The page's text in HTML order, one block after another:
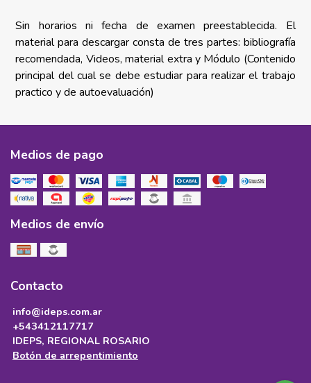
Sin horarios ni fecha de examen preestablecida. El
material para descargar consta de tres partes: bibliografía
recomendada, Videos, material extra y Módulo (Contenido
principal del cual se debe estudiar para realizar el trabajo
practico y de autoevaluación)
Medios de pago
Medios de envío
Contacto
info@ideps.com.ar
+543412117717
IDEPS, REGIONAL ROSARIO
Botón de arrepentimiento